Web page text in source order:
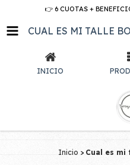
👉 6 CUOTAS +
CUAL ES MI TALLE
INICIO
Inicio > Cual es mi